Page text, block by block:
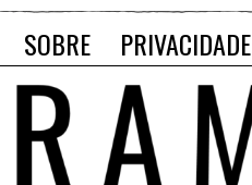
SOBRE PRIVACIDADE